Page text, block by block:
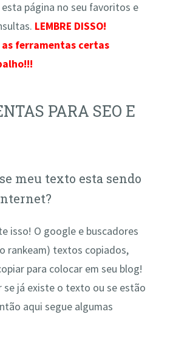
página no seu favoritos e
LEMBRE DISSO!
ferramentas certas
PARA SEO E
meu texto esta sendo
isso! O google e buscadores
rankeam) textos copiados,
para colocar em seu blog!
se já existe o texto ou se estão
aqui segue algumas